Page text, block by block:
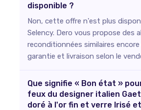
disponible ?
Non, cette offre n'est plus
Selency. Dero vous propose des
reconditionnées similaires
garantie et livraison selon le
Que signifie « Bon état »
feux du designer italien
doré à l'or fin et verre Irisé